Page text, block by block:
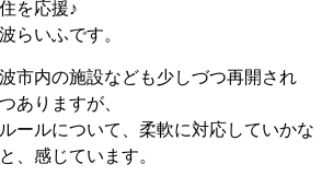
を応援♪
らいふです。
市内の施設なども少しづつ再開され
ありますが、
ールについて、柔軟に対応していかな
、感じています。